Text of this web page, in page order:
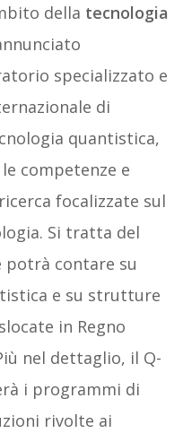
della tecnologia
specializzato e
di
quantistica,
competenze e
focalizzate sul
Si tratta del
potrà contare su
e su strutture
in Regno
nel dettaglio, il Q-
i programmi di
rivolte ai